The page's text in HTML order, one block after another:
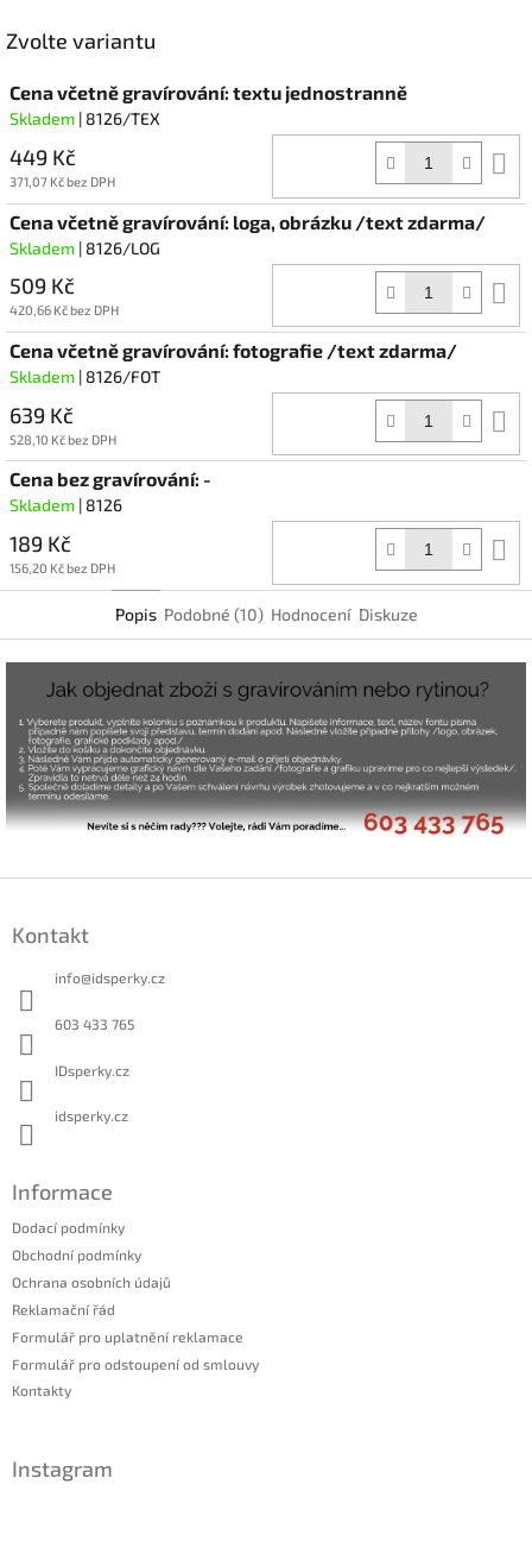
Zvolte variantu
Cena včetně gravírování: textu jednostranně
Skladem | 8126/TEX
449 Kč
371,07 Kč bez DPH
Cena včetně gravírování: loga, obrázku /text zdarma/
Skladem | 8126/LOG
509 Kč
420,66 Kč bez DPH
Cena včetně gravírování: fotografie /text zdarma/
Skladem | 8126/FOT
639 Kč
528,10 Kč bez DPH
Cena bez gravírování: -
Skladem | 8126
189 Kč
156,20 Kč bez DPH
Popis Podobné (10) Hodnocení Diskuze
Kontakt
info@idsperky.cz
603 433 765
IDsperky.cz
idsperky.cz
Informace
Dodací podmínky
Obchodní podmínky
Ochrana osobních údajů
Reklamační řád
Formulář pro uplatnění reklamace
Formulář pro odstoupení od smlouvy
Kontakty
Instagram